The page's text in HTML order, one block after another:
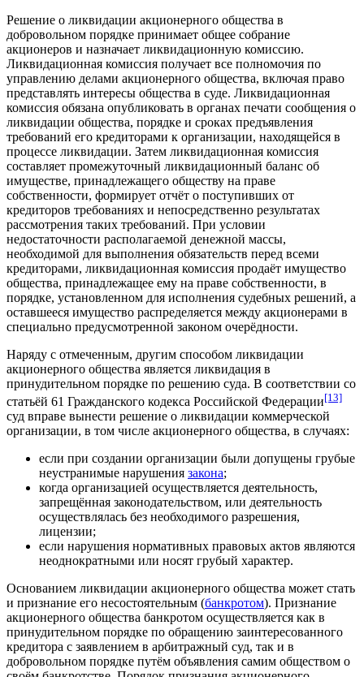
Решение о ликвидации акционерного общества в
добровольном порядке принимает общее собрание
акционеров и назначает ликвидационную комиссию.
Ликвидационная комиссия получает все полномочия по
управлению делами акционерного общества, включая право
представлять интересы общества в суде. Ликвидационная
комиссия обязана опубликовать в органах печати сообщения о
ликвидации общества, порядке и сроках предъявления
требований его кредиторами к организации, находящейся в
процессе ликвидации. Затем ликвидационная комиссия
составляет промежуточный ликвидационный баланс об
имуществе, принадлежащего обществу на праве
собственности, формирует отчёт о поступивших от
кредиторов требованиях и непосредственно результатах
рассмотрения таких требований. При условии
недостаточности располагаемой денежной массы,
необходимой для выполнения обязательств перед всеми
кредиторами, ликвидационная комиссия продаёт имущество
общества, принадлежащее ему на праве собственности, в
порядке, установленном для исполнения судебных решений, а
оставшееся имущество распределяется между акционерами в
специально предусмотренной законом очерёдности.
Наряду с отмеченным, другим способом ликвидации
акционерного общества является ликвидация в
принудительном порядке по решению суда. В соответствии со
статьёй 61 Гражданского кодекса Российской Федерации[13]
суд вправе вынести решение о ликвидации коммерческой
организации, в том числе акционерного общества, в случаях:
если при создании организации были допущены грубые
неустранимые нарушения закона;
когда организацией осуществляется деятельность,
запрещённая законодательством, или деятельность
осуществлялась без необходимого разрешения,
лицензии;
если нарушения нормативных правовых актов являются
неоднократными или носят грубый характер.
Основанием ликвидации акционерного общества может стать
и признание его несостоятельным (банкротом). Признание
акционерного общества банкротом осуществляется как в
принудительном порядке по обращению заинтересованного
кредитора с заявлением в арбитражный суд, так и в
добровольном порядке путём объявления самим обществом о